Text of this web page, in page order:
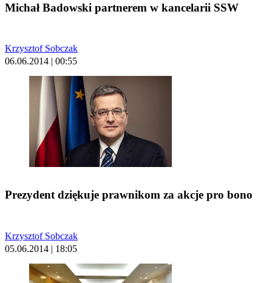
Michał Badowski partnerem w kancelarii SSW
Krzysztof Sobczak
06.06.2014 | 00:55
Prezydent dziękuje prawnikom za akcje pro bono
Krzysztof Sobczak
05.06.2014 | 18:05